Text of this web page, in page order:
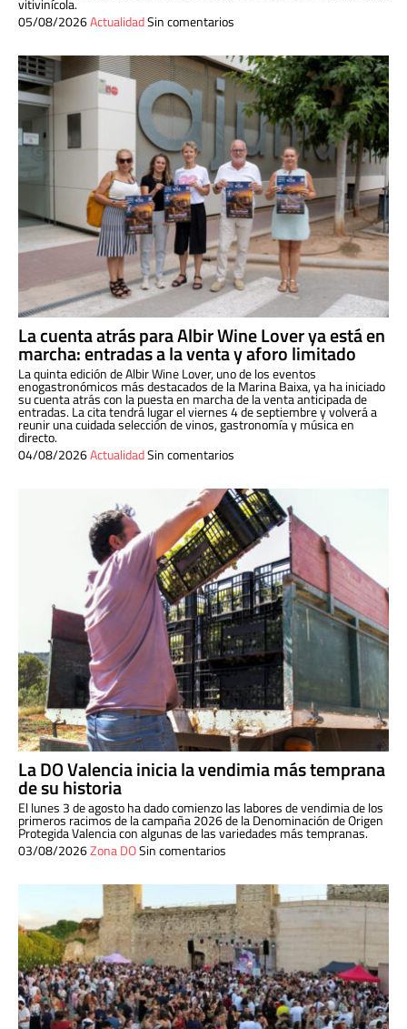
05/08/2026ActualidadSin comentarios
La cuenta atrás para Albir Wine Lover ya está en
marcha: entradas a la venta y aforo limitado
La quinta edición de Albir Wine Lover, uno de los eventos
enogastronómicos más destacados de la Marina Baixa, ya ha iniciado
su cuenta atrás con la puesta en marcha de la venta anticipada de
entradas. La cita tendrá lugar el viernes 4 de septiembre y volverá a
reunir una cuidada selección de vinos, gastronomía y música en
directo.
04/08/2026ActualidadSin comentarios
La DO Valencia inicia la vendimia más temprana
de su historia
El lunes 3 de agosto ha dado comienzo las labores de vendimia de los
primeros racimos de la campaña 2026 de la Denominación de Origen
Protegida Valencia con algunas de las variedades más tempranas.
03/08/2026Zona DOSin comentarios